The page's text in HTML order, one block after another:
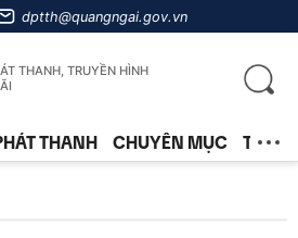
dptth@quangngai.gov.vn
THANH, TRUYỀN HÌNH
THANH CHUYÊN MỤC TIN